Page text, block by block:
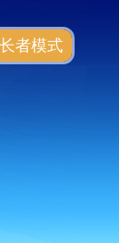
长者模式